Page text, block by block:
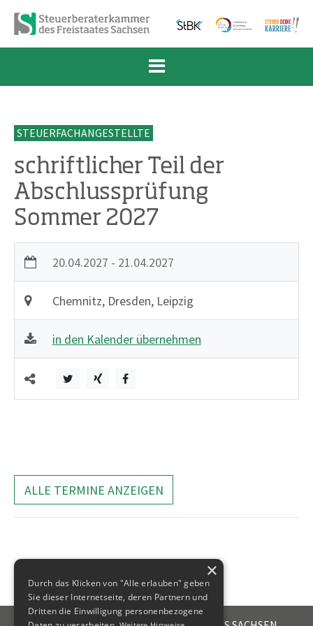
Zum Inhalt springen
Zur Navigation springen
Zum Fußbereich und Kontakt springen
STEUERFACHANGESTELLTE
schriftlicher Teil der
Abschlussprüfung
Sommer 2027
20.04.2027 - 21.04.2027
Chemnitz, Dresden, Leipzig
in den Kalender übernehmen
ALLE TERMINE ANZEIGEN
×
Durch das Klicken von "Alle erlauben" geben
Sie dieser Internetseite, deren Partnern und
Dritten die Einwilligung personenbezogene